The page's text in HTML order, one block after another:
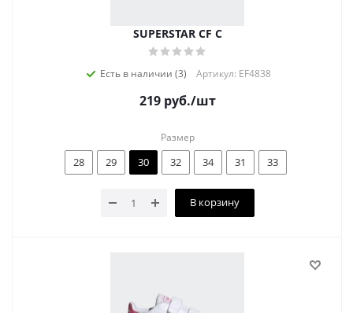
SUPERSTAR CF C
Есть в наличии (3) Артикул: EF4838
219руб./шт
Размер
28 29 30 32 34 31 33
В корзину